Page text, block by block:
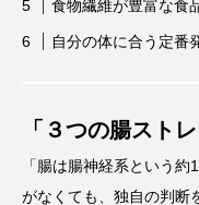
食物繊維が豊富な食
自分の体に合う定番
「３つの腸スト
「腸は腸神経系という
がなくても、独自の判断